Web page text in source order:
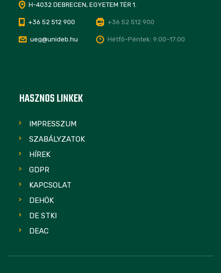
H-4032 DEBRECEN, EGYETEM TÉR 1.
+36 52 512 900 +36 52 512 900
ueg@unideb.hu Hétfő–Péntek: 9:00–17:00
HASZNOS LINKEK
IMPRESSZUM
SZABÁLYZATOK
HÍREK
GDPR
KAPCSOLAT
DEHÖK
DE STKI
DEAC